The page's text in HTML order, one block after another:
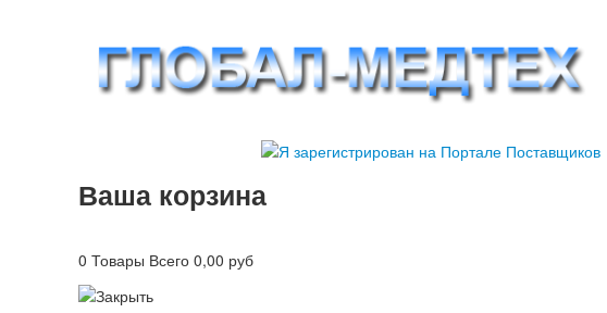
Ваша корзина
0 Товары Всего 0,00 руб